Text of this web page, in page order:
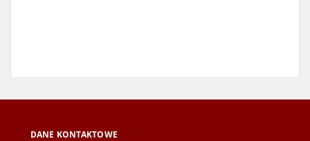
DANE KONTAKTOWE